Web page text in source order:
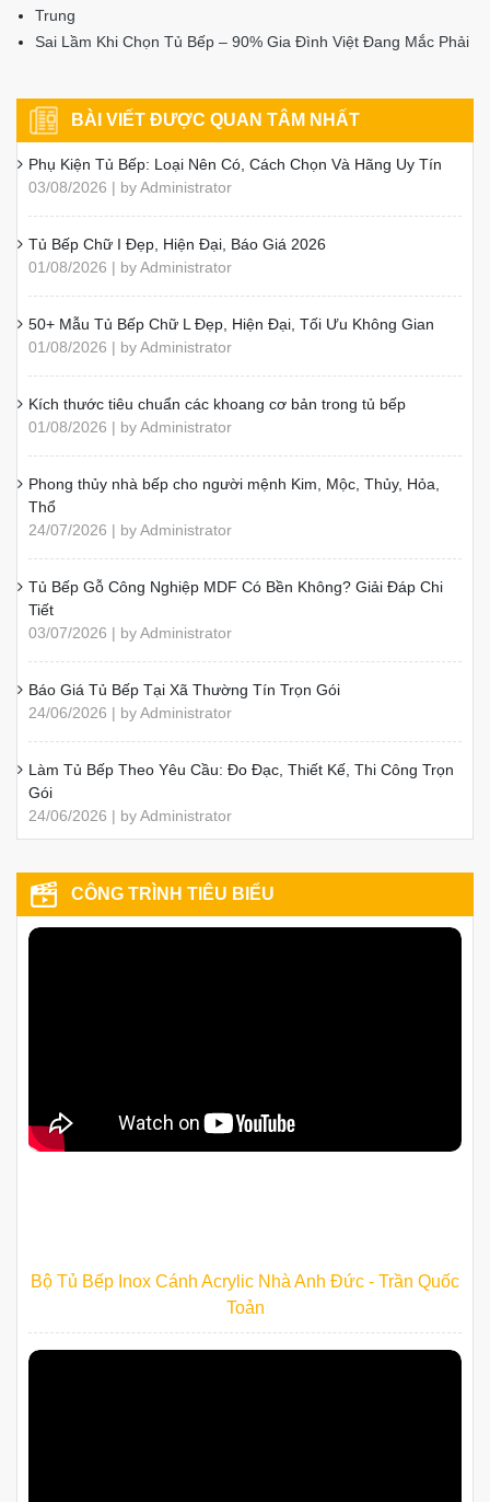
Trung
Sai Lầm Khi Chọn Tủ Bếp – 90% Gia Đình Việt Đang Mắc Phải
BÀI VIẾT ĐƯỢC QUAN TÂM NHẤT
Phụ Kiện Tủ Bếp: Loại Nên Có, Cách Chọn Và Hãng Uy Tín
03/08/2026 | by Administrator
Tủ Bếp Chữ I Đẹp, Hiện Đại, Báo Giá 2026
01/08/2026 | by Administrator
50+ Mẫu Tủ Bếp Chữ L Đẹp, Hiện Đại, Tối Ưu Không Gian
01/08/2026 | by Administrator
Kích thước tiêu chuẩn các khoang cơ bản trong tủ bếp
01/08/2026 | by Administrator
Phong thủy nhà bếp cho người mệnh Kim, Mộc, Thủy, Hỏa,
Thổ
24/07/2026 | by Administrator
Tủ Bếp Gỗ Công Nghiệp MDF Có Bền Không? Giải Đáp Chi
Tiết
03/07/2026 | by Administrator
Báo Giá Tủ Bếp Tại Xã Thường Tín Trọn Gói
24/06/2026 | by Administrator
Làm Tủ Bếp Theo Yêu Cầu: Đo Đạc, Thiết Kế, Thi Công Trọn
Gói
24/06/2026 | by Administrator
CÔNG TRÌNH TIÊU BIỂU
Bộ Tủ Bếp Inox Cánh Acrylic Nhà Anh Đức - Trần Quốc
Toản